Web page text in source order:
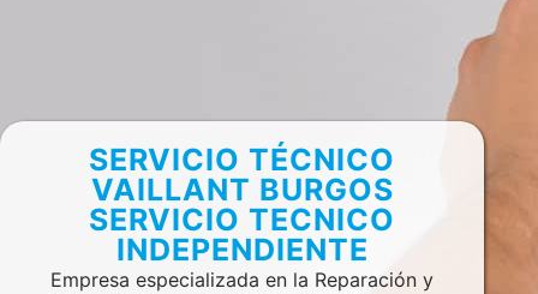
SERVICIO TÉCNICO
VAILLANT BURGOS
SERVICIO TECNICO
INDEPENDIENTE
Empresa especializada en la Reparación y